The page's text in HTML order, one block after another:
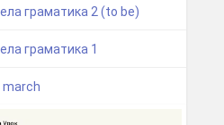
граматика 2 (to be)
граматика 1
march